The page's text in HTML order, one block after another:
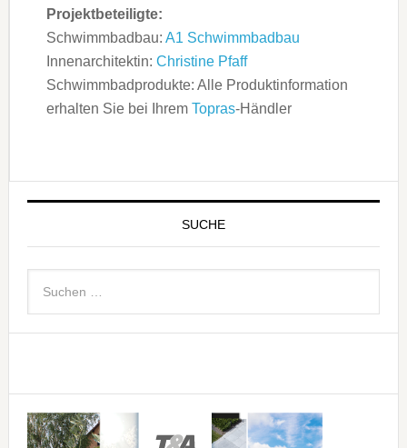
Projektbeteiligte:
Schwimmbadbau: A1 Schwimmbadbau
Innenarchitektin: Christine Pfaff
Schwimmbadprodukte: Alle Produktinformation
erhalten Sie bei Ihrem Topras-Händler
SUCHE